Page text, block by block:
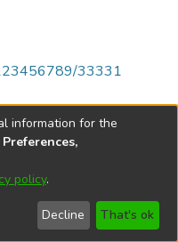
33331
2026
de Córdoba
information for the
policy.
Decline That's ok